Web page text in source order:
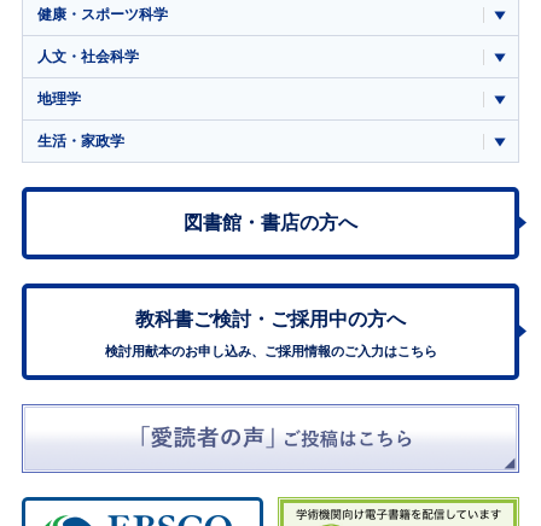
健康・スポーツ科学
人文・社会科学
地理学
生活・家政学
図書館・書店の方へ
教科書ご検討・ ご採用中の方へ
検討用献本のお申し込み、ご採用情報のご入力はこちら